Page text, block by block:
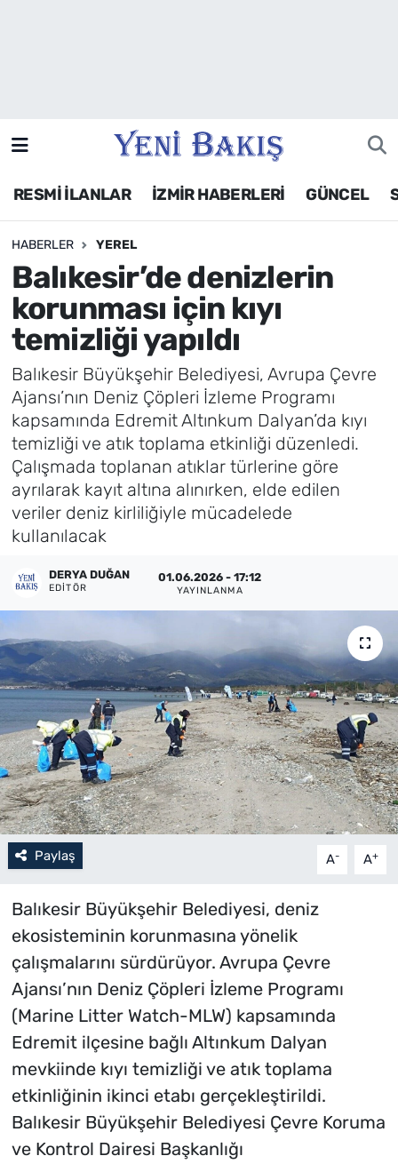
RESMİ İLANLAR İZMİR HABERLERİ GÜNCEL
HABERLER YEREL
Balıkesir’de denizlerin
korunması için kıyı
temizliği yapıldı
Balıkesir Büyükşehir Belediyesi, Avrupa Çevre
Ajansı’nın Deniz Çöpleri İzleme Programı
kapsamında Edremit Altınkum Dalyan’da kıyı
temizliği ve atık toplama etkinliği düzenledi.
Çalışmada toplanan atıklar türlerine göre
ayrılarak kayıt altına alınırken, elde edilen
veriler deniz kirliliğiyle mücadelede
kullanılacak
DERYA DUĞAN
EDITÖR
01.06.2026 - 17:12
YAYINLANMA
Paylaş A- A+
Balıkesir Büyükşehir Belediyesi, deniz
ekosisteminin korunmasına yönelik
çalışmalarını sürdürüyor. Avrupa Çevre
Ajansı’nın Deniz Çöpleri İzleme Programı
(Marine Litter Watch-MLW) kapsamında
Edremit ilçesine bağlı Altınkum Dalyan
mevkiinde kıyı temizliği ve atık toplama
etkinliğinin ikinci etabı gerçekleştirildi.
Balıkesir Büyükşehir Belediyesi Çevre Koruma
ve Kontrol Dairesi Başkanlığı
Siyaset
Asayiş / Polis-Adliye
Magazin
Foto Galeri
Künye
İletişim